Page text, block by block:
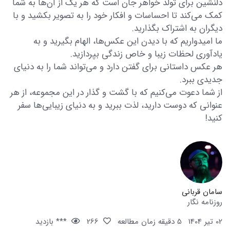
دلنشین برای تولد خواهر جان است که هر یک از آن‌ها به شما
کمک می‌کند تا احساسات و افکار خود را به تصویر بکشید و با
دیگران به اشتراک بگذارید.
ما امیدواریم که با دیدن این عکس‌ها، الهام بگیرید و به
یادآوری لحظات زیبا و خاص زندگی بپردازید.
هر عکس داستانی برای گفتن دارد و می‌تواند شما را به دنیای
جدیدی ببرد.
از شما دعوت می‌کنیم که با گشت و گذار در این مجموعه، از هر
عنوانی که دوست دارید، لذت ببرید و به دنیای زیبایی‌ها سفر
کنید!
سامان قربانی
روزنامه نگار
02 تیر 1404
5 دقیقه زمان مطالعه
*** بازدید